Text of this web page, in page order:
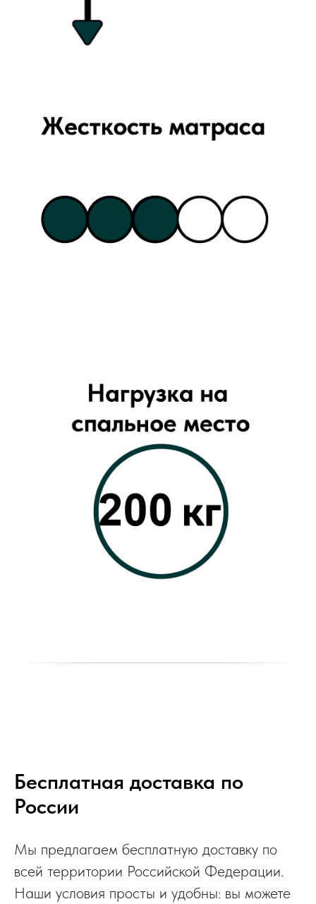
Бесплатная доставка по
России
Мы предлагаем бесплатную доставку по
всей территории Российской Федерации.
Наши условия просты и удобны: вы можете